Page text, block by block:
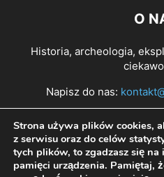
O
Historia, archeologia,
Napisz do nas:
PODĄŻAJ
Strona używa plików cookies,
z serwisu oraz do celów
tych plików, to zgadzasz się
pamięci urządzenia. Pamiętaj,